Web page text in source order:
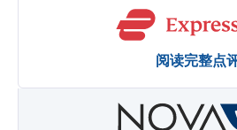
阅读完整点